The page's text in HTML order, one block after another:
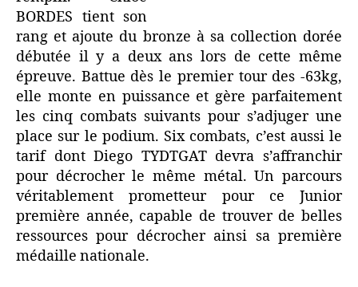
BORDES tient son
rang et ajoute du bronze à sa collection dorée
débutée il y a deux ans lors de cette même
épreuve. Battue dès le premier tour des -63kg,
elle monte en puissance et gère parfaitement
les cinq combats suivants pour s’adjuger une
place sur le podium. Six combats, c’est aussi le
tarif dont Diego TYDTGAT devra s’affranchir
pour décrocher le même métal. Un parcours
véritablement prometteur pour ce Junior
première année, capable de trouver de belles
ressources pour décrocher ainsi sa première
médaille nationale.